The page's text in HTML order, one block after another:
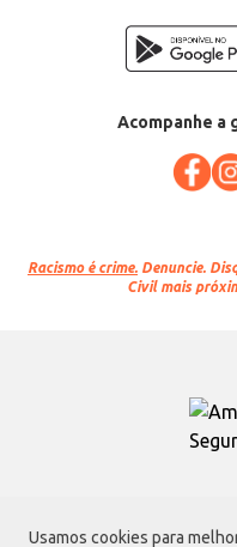
Usamos cookies para
Acompanhe a
Racismo é crime. Denuncie.
Civil mais